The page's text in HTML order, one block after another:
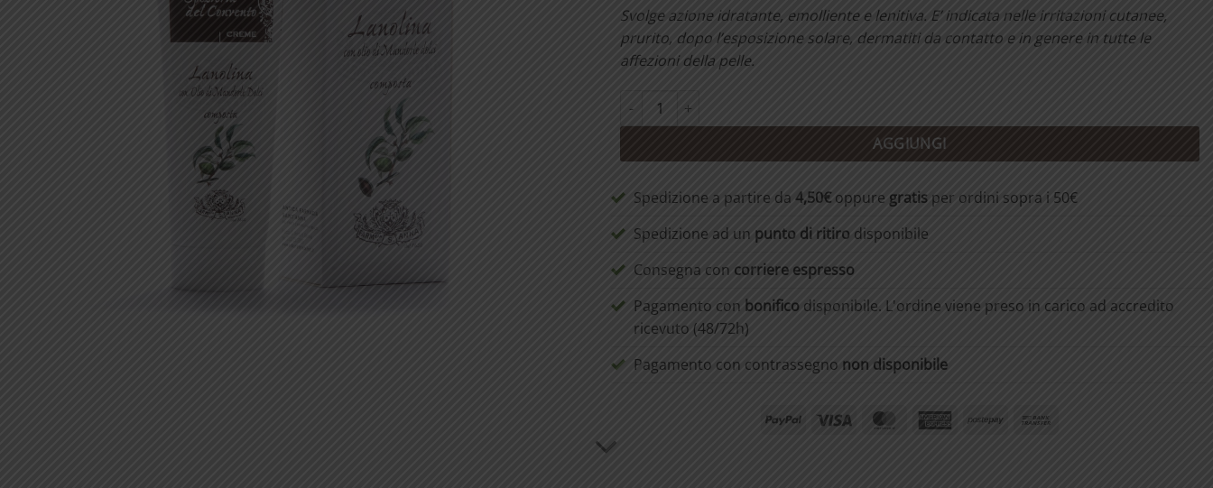
Svolge azione idratante, emolliente e lenitiva. E’ indicata nelle irritazioni cutanee,
prurito, dopo l’esposizione solare, dermatiti da contatto e in genere in tutte le
affezioni della pelle.
Crema alla Lanolina quantità
AGGIUNGI
Spedizione a partire da 4,50€oppure gratis per ordini sopra i 50€
Spedizione ad un punto di ritiro disponibile
Consegna con corriere espresso
Pagamento con bonifico disponibile. L'ordine viene preso in carico ad accredito
ricevuto (48/72h)
Pagamento con contrassegno non disponibile
PayPal Visa MasterCardAmericanPostepay